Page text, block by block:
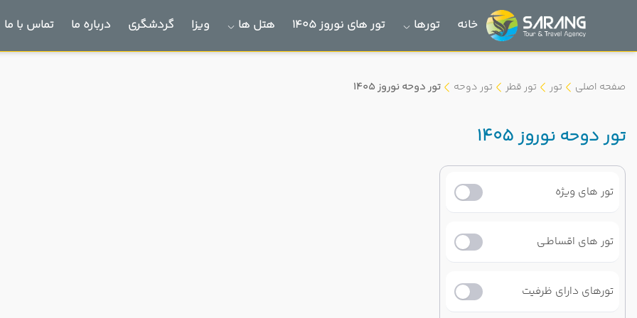
خانه تورها تور های نوروز 1405 هتل ها ویزا گردشگری درباره ما تماس با ما
صفحه اصلی تور تور قطر تور دوحه تور دوحه نوروز 1405
تور دوحه نوروز 1405
تور های ویژه
تور های اقساطـی
تورهای دارای ظرفیت